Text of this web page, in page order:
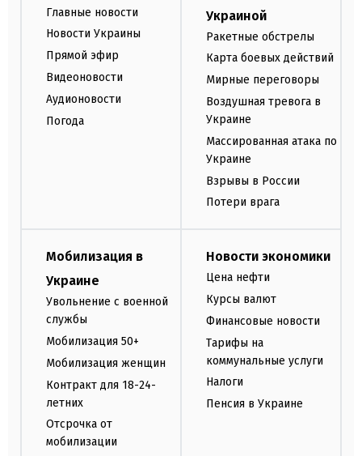
Главные новости
Новости Украины
Прямой эфир
Видеоновости
Аудионовости
Погода
Украиной
Ракетные обстрелы
Карта боевых действий
Мирные переговоры
Воздушная тревога в
Украине
Массированная атака по
Украине
Взрывы в России
Потери врага
Мобилизация в
Украине
Увольнение с военной
службы
Мобилизация 50+
Мобилизация женщин
Контракт для 18-24-
летних
Отсрочка от
мобилизации
Новости экономики
Цена нефти
Курсы валют
Финансовые новости
Тарифы на
коммунальные услуги
Налоги
Пенсия в Украине